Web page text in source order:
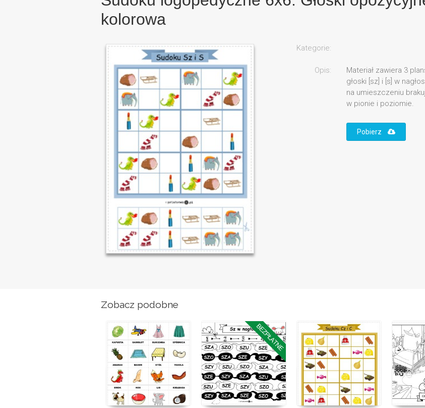
kolorowa
Kategorie:
Opis:
Materiał zawiera 3
głoski [sz] i [s] w
na umieszczeniu
w pionie i poziomie.
Pobierz
Zobacz podobne